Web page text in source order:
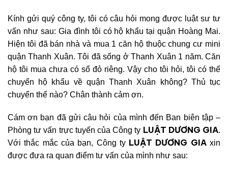
Kính gửi quý công ty, tôi có câu hỏi mong được luật sư tư
vấn như sau: Gia đình tôi có hộ khẩu tại quận Hoàng Mai.
Hiện tôi đã bán nhà và mua 1 căn hộ thuộc chung cư mini
quận Thanh Xuân. Tôi đã sống ở Thanh Xuân 1 năm. Căn
hộ tôi mua chưa có sổ đỏ riêng. Vậy cho tôi hỏi, tôi có thể
chuyển hộ khẩu về quận Thanh Xuân không? Thủ tục
chuyển thế nào? Chân thành cảm ơn.
Cám ơn bạn đã gửi câu hỏi của mình đến Ban biên tập –
Phòng tư vấn trực tuyến của Công ty LUẬT DƯƠNG GIA.
Với thắc mắc của bạn, Công ty LUẬT DƯƠNG GIAxin
được đưa ra quan điểm tư vấn của mình như sau: